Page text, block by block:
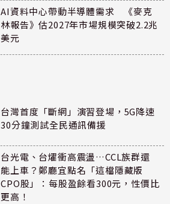
AI資料中心帶動半導體需求 《麥克
林報告》估2027年市場規模突破2.2兆
美元
台灣首度「斷網」演習登場，5G降速
30分鐘測試全民通訊備援
台光電、台燿衝高震盪…CCL族群還
能上車？鄭廳宜點名「這檔隱藏版
CPO股」：每股盈餘看300元，性價比
更高！